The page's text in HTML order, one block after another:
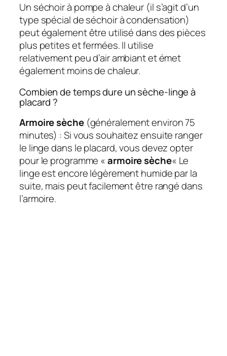
Un séchoir à pompe à chaleur (il s’agit d’un
type spécial de séchoir à condensation)
peut également être utilisé dans des pièces
plus petites et fermées. Il utilise
relativement peu d’air ambiant et émet
également moins de chaleur.
Combien de temps dure un sèche-linge à
placard ?
Armoire sèche(généralement environ 75
minutes) : Si vous souhaitez ensuite ranger
le linge dans le placard, vous devez opter
pour le programme «armoire sèche« Le
linge est encore légèrement humide par la
suite, mais peut facilement être rangé dans
l’armoire.